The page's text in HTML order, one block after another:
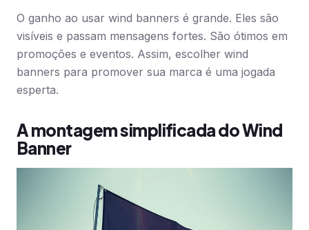
O ganho ao usar wind banners é grande. Eles são
visíveis e passam mensagens fortes. São ótimos em
promoções e eventos. Assim, escolher wind
banners para promover sua marca é uma jogada
esperta.
A montagem simplificada do Wind
Banner